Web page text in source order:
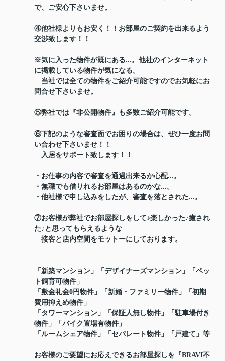
で、ご安心下さいませ。
④他社様よりもお安く！！お部屋のご契約を出来るよう
交渉致します！！
※気に入った物件が既にある...。他社のインターネット
に掲載している物件が気になる。
当社では全ての物件をご紹介可能ですのでお気軽にお
問合せ下さいませ。
⑤弊社では『非公開物件』も多数ご紹介可能です。
⑥下記のような審査面でお困りの場合は、ぜひ一度お問
い合わせ下さいませ！！
入居をサポート致します！！
・お仕事の内容で審査を通過出来るか心配...。
・無職でも借りれるお部屋はあるのかな...。
・他社様で申し込みをしたが、審査を落とされた...。
⑦お客様が弊社でお部屋探しをして♪楽しかった♪癒され
た♪と思ってもらえるような
接客と店内空間をモットーにしております。
「新築マンション」「デザイナーズマンション」「ペッ
ト飼育可物件」
「敷金礼金0円物件」「新婚・ファミリー物件」「初期
費用抑えめ物件」
「タワーマンション」「保証人無し物件」「駐車場付き
物件」「バイク置場有物件」
「ルームシェア物件」「セパレート物件」「戸建て」等
お客様のご要望にお応えできるお部屋探しを『BRAVI不